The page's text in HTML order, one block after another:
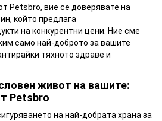
Petsbro, вие се доверявате на
който предлага
на конкурентни цени. Ние сме
само най-доброто за вашите
тяхното здраве и
живот на вашите:
Petsbro
на най-добрата храна за